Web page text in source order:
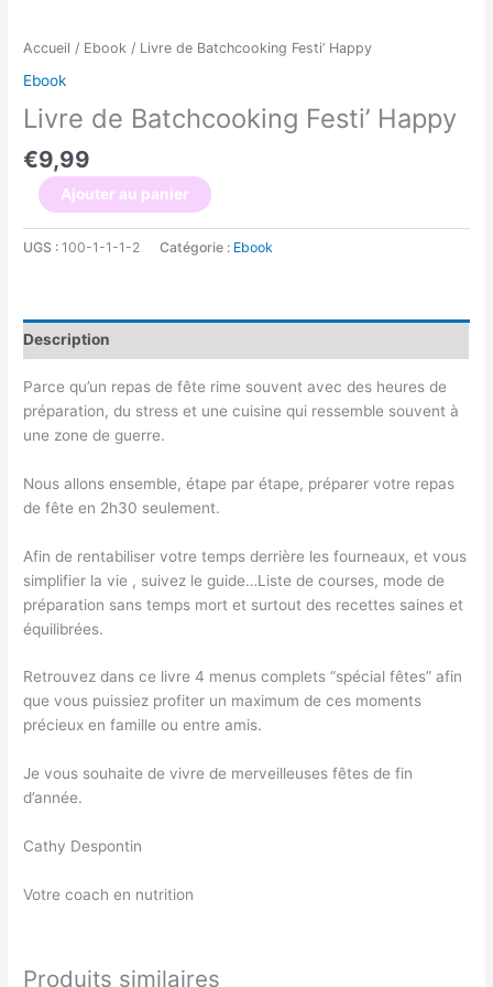
Accueil / Ebook / Livre de Batchcooking Festi’ Happy
Ebook
Livre de Batchcooking Festi’ Happy
€9,99
Ajouter au panier
UGS : 100-1-1-1-2 Catégorie : Ebook
Description
Parce qu’un repas de fête rime souvent avec des heures de
préparation, du stress et une cuisine qui ressemble souvent à
une zone de guerre.
Nous allons ensemble, étape par étape, préparer votre repas
de fête en 2h30 seulement.
Afin de rentabiliser votre temps derrière les fourneaux, et vous
simplifier la vie , suivez le guide…Liste de courses, mode de
préparation sans temps mort et surtout des recettes saines et
équilibrées.
Retrouvez dans ce livre 4 menus complets “spécial fêtes” afin
que vous puissiez profiter un maximum de ces moments
précieux en famille ou entre amis.
Je vous souhaite de vivre de merveilleuses fêtes de fin
d’année.
Cathy Despontin
Votre coach en nutrition
Produits similaires